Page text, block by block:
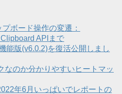
ボード操作の変遷：
APIまで
能版(v6.0.2)を復活公開しまし
なのか分かりやすいヒートマッ
年6月いっぱいでレポートの